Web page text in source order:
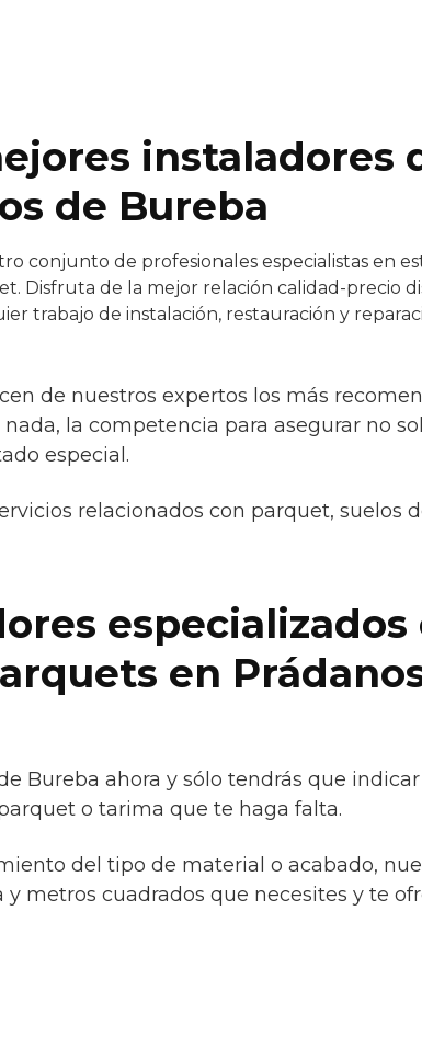
instaladores
de Bureba
conjunto de profesionales especialistas en
Disfruta de la mejor relación calidad-precio
trabajo de instalación, restauración y
de nuestros expertos los más
la competencia para asegurar no
especial.
relacionados con parquet, suelos
especializados
en
Bureba ahora y sólo tendrás que
o tarima que te haga falta.
del tipo de material o acabado,
metros cuadrados que necesites y te